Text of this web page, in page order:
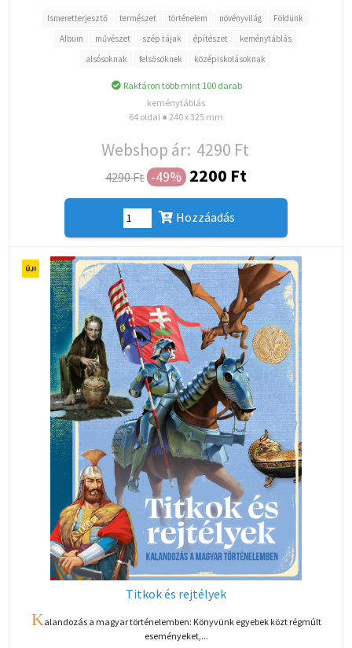
Ismeretterjesztő természet történelem növényvilág
Földünk
Album
művészet szép tájak építészet
keménytáblás
alsósoknak
felsősöknek középiskolásoknak
Raktáron több mint 100 darab
keménytáblás
64 oldal ● 240 x 325 mm
Webshop ár: 4290 Ft
4290 Ft -49% 2200 Ft
Hozzáadás
Titkok és rejtélyek
Kalandozás a magyar történelemben: Könyvünk egyebek közt régmúlt
eseményeket,...